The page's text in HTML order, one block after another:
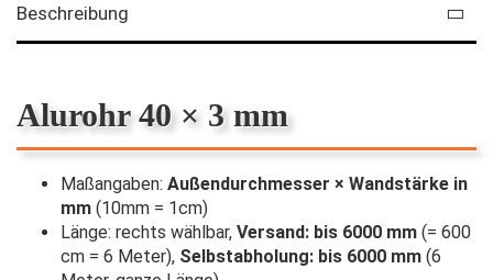
Beschreibung
Alurohr 40 × 3 mm
Maßangaben: Außendurchmesser × Wandstärke in
mm (10mm = 1cm)
Länge: rechts wählbar, Versand: bis 6000 mm (= 600
cm = 6 Meter), Selbstabholung: bis 6000 mm (6